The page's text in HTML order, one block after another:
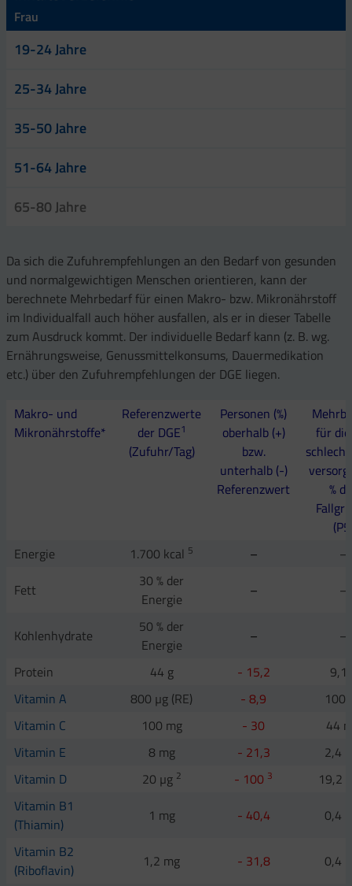
Frau
19-24 Jahre
25-34 Jahre
35-50 Jahre
51-64 Jahre
65-80 Jahre
Da sich die Zufuhrempfehlungen an den Bedarf von gesunden
und normalgewichtigen Menschen orientieren, kann der
berechnete Mehrbedarf für einen Makro- bzw. Mikronährstoff
im Individualfall auch höher ausfallen, als er in dieser Tabelle
zum Ausdruck kommt. Der individuelle Bedarf kann (z. B. wg.
Ernährungsweise, Genussmittelkonsums, Dauermedikation
etc.) über den Zufuhrempfehlungen der DGE liegen.
Makro- und
Mikronährstoffe*
Referenzwerte
der DGE1
(Zufuhr/Tag)
Personen (%)
oberhalb (+)
bzw.
unterhalb (-)
Referenzwert
für
%
Energie
1.700 kcal 5 –
–
Fett
30 % der
Energie
– –
Kohlenhydrate
50 % der
Energie
–
–
Protein
44 g - 15,2
9,1
Vitamin A
800 µg (RE) - 8,9
100
Vitamin C
100 mg - 30
44
Vitamin E
8 mg - 21,3
2,4
Vitamin D
20 µg 2 - 100 3
19,2
Vitamin B1
(Thiamin)
1 mg - 40,4
0,4
Vitamin B2
(Riboflavin)
1,2 mg - 31,8
0,4